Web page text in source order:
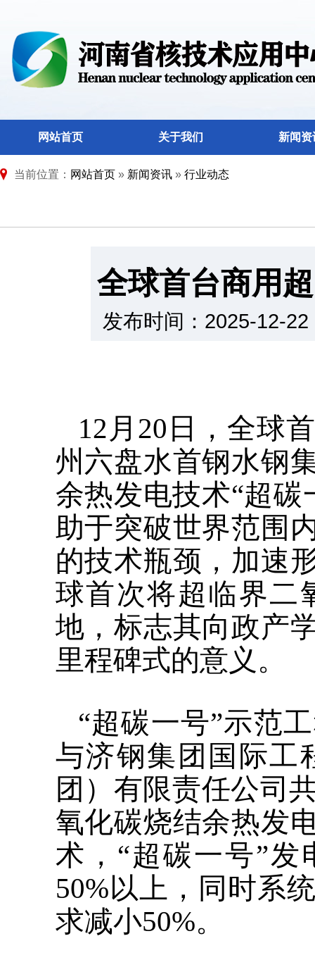
网站首页 关于我们 新闻资
当前位置： 网站首页 » 新闻资讯 » 行业动态
全球首台商用
发布时间：2025-12-
12月20日，全球
州六盘水首钢水钢
余热发电技术“超碳
助于突破世界范围
的技术瓶颈，加速
球首次将超临界二
地，标志其向政产
里程碑式的意义。
“超碳一号”示范
与济钢集团国际工
团）有限责任公司
氧化碳烧结余热发
术，“超碳一号”发
50%以上，同时系
求减小50%。